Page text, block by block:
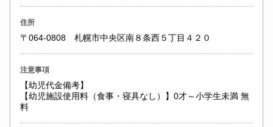
住所
〒064-0808 札幌市中央区南８条西５丁目４２０
注意事項
【幼児代金備考】
【幼児施設使用料（食事・寝具なし）】0才～小学生未満 無
料